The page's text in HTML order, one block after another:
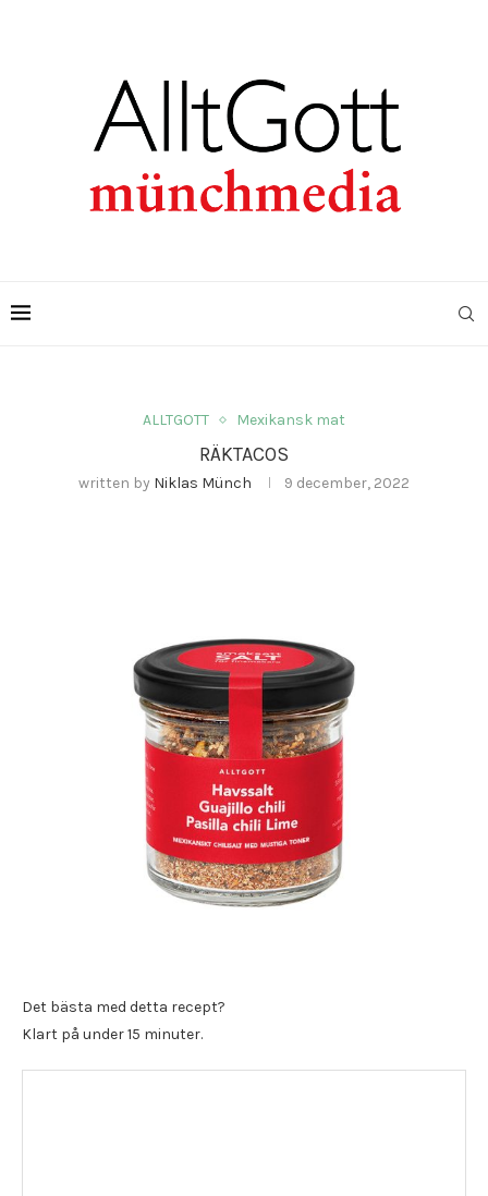
ALLTGOTT Mexikansk mat
RÄKTACOS
written by Niklas Münch 9 december, 2022
Det bästa med detta recept?
Klart på under 15 minuter.